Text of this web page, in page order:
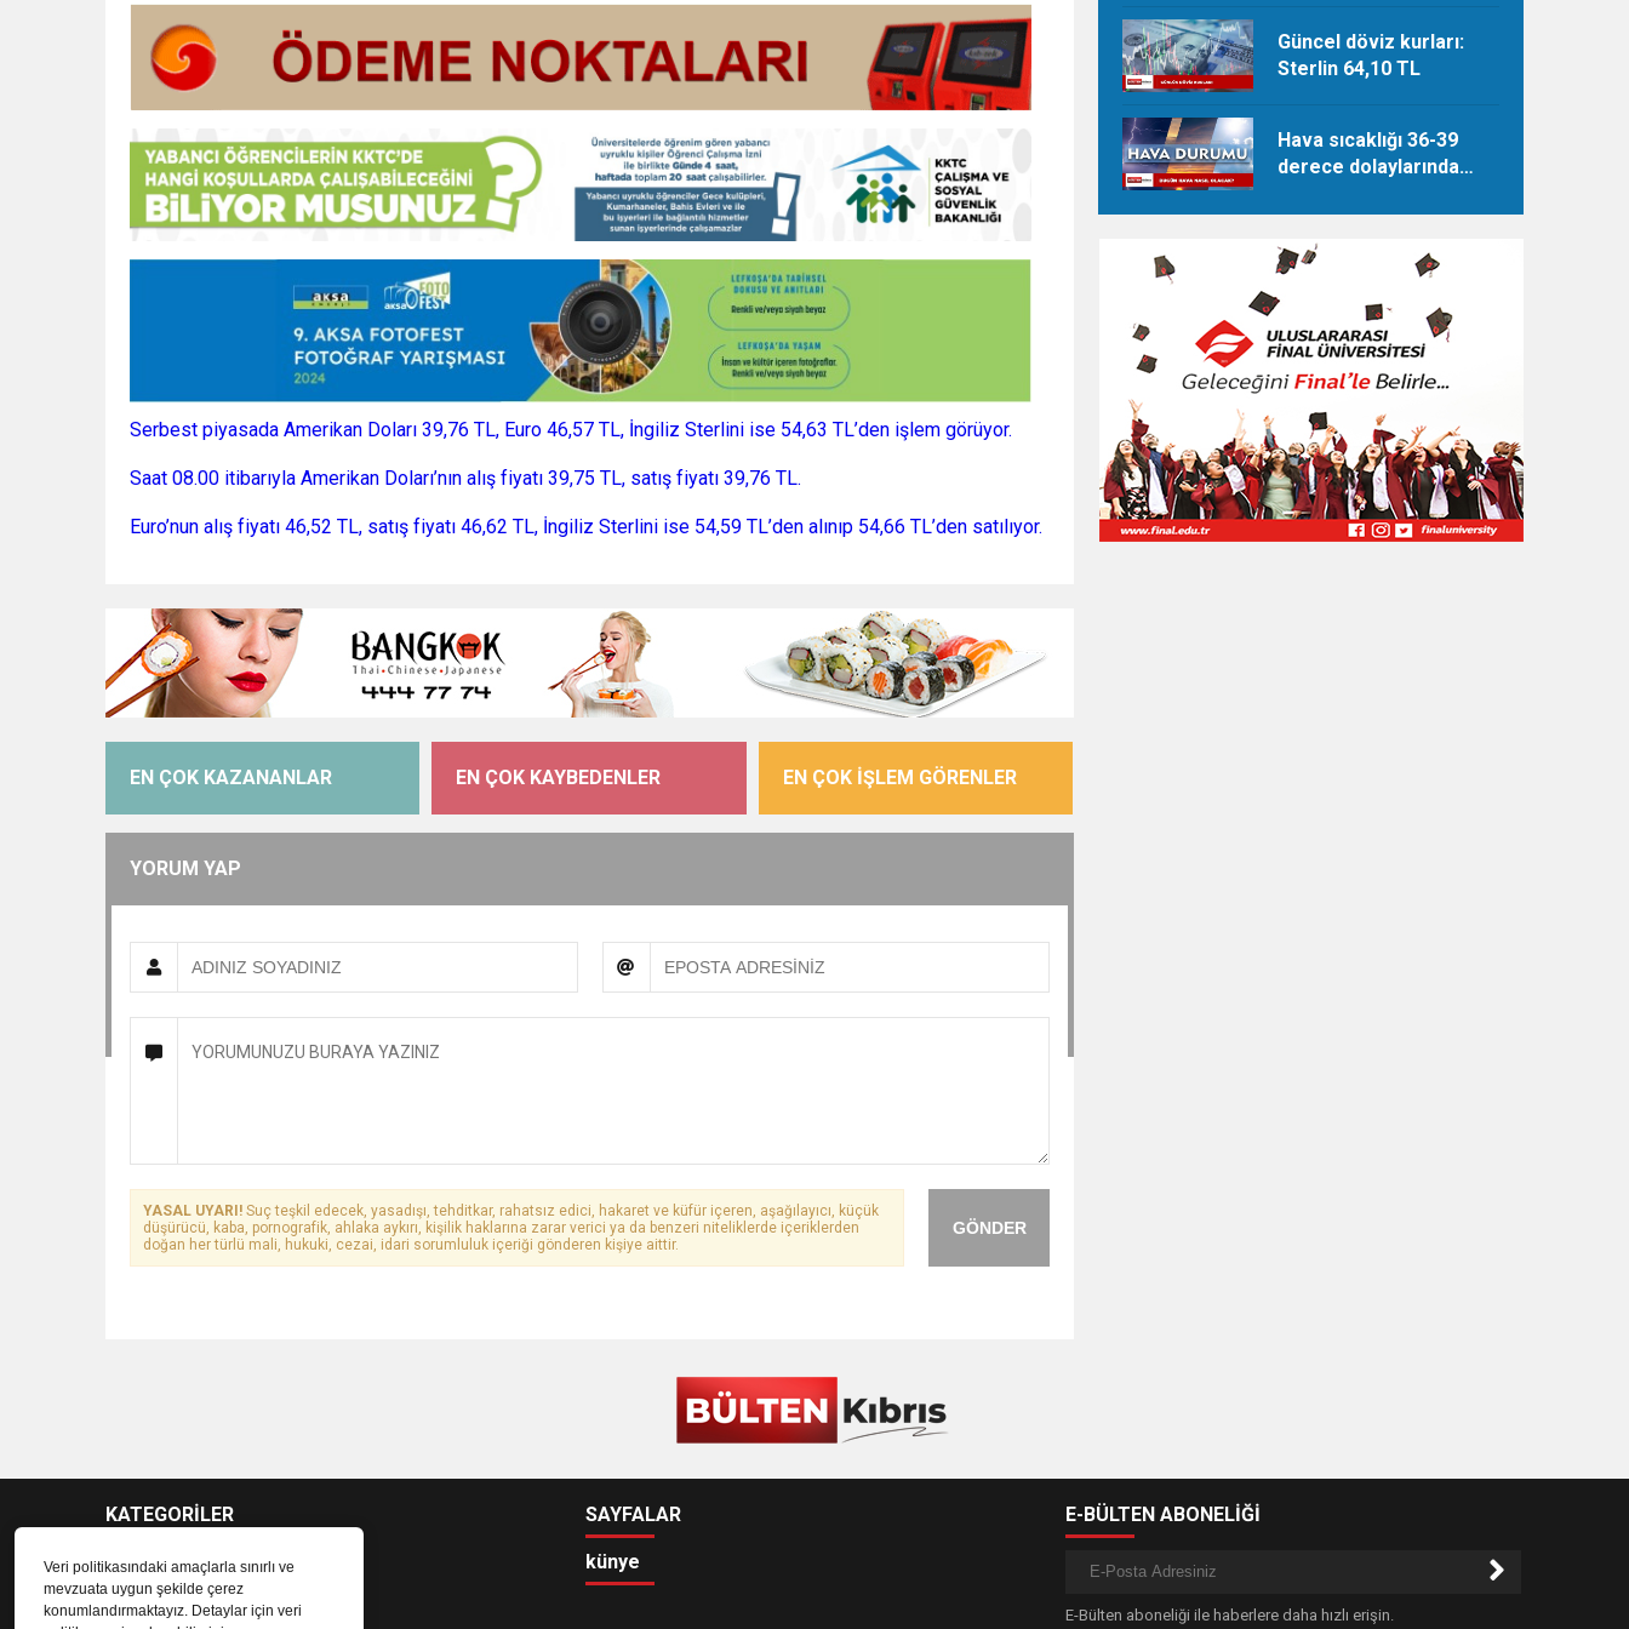
Veri politikasındaki amaçlarla sınırlı ve
mevzuata uygun şekilde çerez
konumlandırmaktayız. Detaylar için veri
Serbest piyasada Amerikan Doları 39,76 TL, Euro 46,57 TL, İngiliz Sterlini ise 54,63 TL’den işlem görüyor.
Saat 08.00 itibarıyla Amerikan Doları’nın alış fiyatı 39,75 TL, satış fiyatı 39,76 TL.
Euro’nun alış fiyatı 46,52 TL, satış fiyatı 46,62 TL, İngiliz Sterlini ise 54,59 TL’den alınıp 54,66 TL’den satılıyor.
EN ÇOK KAZANANLAR EN ÇOK KAYBEDENLER EN ÇOK İŞLEM GÖRENLER
YORUM YAP
GÖNDER
YASAL UYARI! Suç teşkil edecek, yasadışı, tehditkar, rahatsız edici, hakaret ve küfür içeren, aşağılayıcı, küçük
düşürücü, kaba, pornografik, ahlaka aykırı, kişilik haklarına zarar verici ya da benzeri niteliklerde içeriklerden
doğan her türlü mali, hukuki, cezai, idari sorumluluk içeriği gönderen kişiye aittir.
Güncel döviz kurları:
Sterlin 64,10 TL
Hava sıcaklığı 36-39
derece dolaylarında
KATEGORİLER SAYFALAR
künye
E-BÜLTEN ABONELİĞİ
E-Bülten aboneliği ile haberlere daha hızlı erişin.